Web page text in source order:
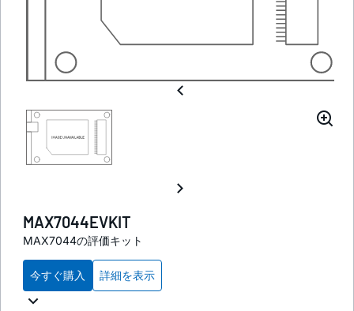
MAX7044EVKIT
MAX7044の評価キット
今すぐ購入 詳細を表示